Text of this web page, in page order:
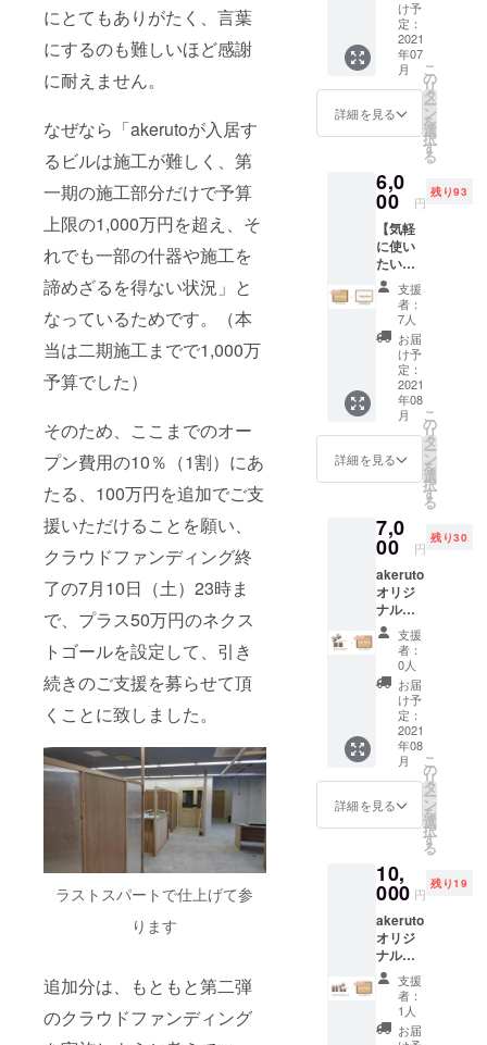
にとてもありがたく、言葉
にするのも難しいほど感謝
に耐えません。
なぜなら「akerutoが入居す
るビルは施工が難しく、第
一期の施工部分だけで予算
上限の1,000万円を超え、そ
れでも一部の什器や施工を
諦めざるを得ない状況」と
なっているためです。（本
当は二期施工までで1,000万
予算でした）
そのため、ここまでのオー
プン費用の10％（1割）にあ
たる、100万円を追加でご支
援いただけることを願い、
クラウドファンディング終
了の7月10日（土）23時ま
で、プラス50万円のネクス
トゴールを設定して、引き
続きのご支援を募らせて頂
くことに致しました。
ラストスパートで仕上げて参
ります
追加分は、もともと第二弾
のクラウドファンディング
若者に成長
したこども
達が還って
地域で事業
を起こせる
ための空間
供するた
め、新しく
コワーキン
グスペース
運営にも
チャレンジ
中です。
プロ
ジェク
トを応
援した
い！ 遠
く離れ
て利用
できな
い人も
育った
名張の
ためと
思う人
も 何だ
か面白
そうだ
と思っ
た人も
気持ち
を込め
たお礼
のメッ
セージ
を電子
メール
でお返
す！ ※
電子
メール
にてお
送りさ
せてい
ただき
ますの
で、
メール
アドレ
スが必
須とな
りま
す。ご
協力よ
ろしく
※お返事
はオー
となり
ます。7
月下旬
以降を
予定し
ており
ます。
け予
定：
2021
年07
月
詳細を見る
こ
の
リ
タ
ー
ン
を
選
択
す
る
6,0
00 円
残り93
【気軽
に使い
たいひ
と向
け！】
1day
pass が
８回
分！
セット
の約
25％OF
F！？
超特別
価格で
キング
利用券
をGET
できま
す！！
！ ・個
人様の
み＊法
人の方
は登録
した従
業員1名
まで利
用可能
です。
・共連
れ入場
ち合わ
せにも
便利で
す！ ▶︎
コワー
キング
スペー
ス利用
券１day
PASS×
支援
者：
7人
お届
け予
定：
2021
年08
月
詳細を見る
こ
の
リ
タ
ー
ン
を
選
択
す
る
7,0
00 円
残り30
akeruto
オリジ
ナル
グッズ
を１点
と 公開
される
ご支援
者名簿
へ記載
させて
いただ
きま
す！ ＊
備考欄
へ記載
ご支援
者名の
ご記入
をお願
いいた
しま
す。 ＊
備考欄
の記入
がない
支援
者：
0人
お届
け予
定：
2021
年08
月
詳細を見る
こ
の
リ
タ
ー
ン
を
選
択
す
る
10,
000 円
残り19
akeruto
オリジ
ナル
グッズ
を２点
と 公開
される
支援
者：
1人
お届